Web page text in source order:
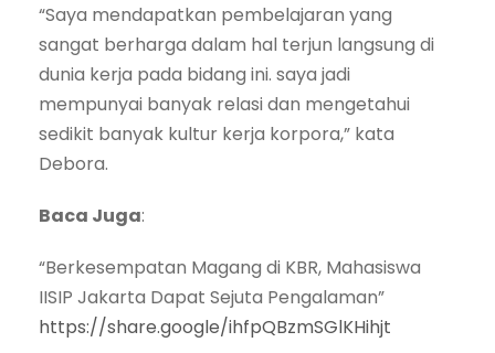
“Saya mendapatkan pembelajaran yang
sangat berharga dalam hal terjun langsung di
dunia kerja pada bidang ini. saya jadi
mempunyai banyak relasi dan mengetahui
sedikit banyak kultur kerja korpora,” kata
Debora.
Baca Juga:
“Berkesempatan Magang di KBR, Mahasiswa
IISIP Jakarta Dapat Sejuta Pengalaman”
https://share.google/ihfpQBzmSGlKHihjt